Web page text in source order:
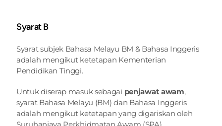
Syarat B
Syarat subjek Bahasa Melayu BM & Bahasa Inggeris
adalah mengikut ketetapan Kementerian
Pendidikan Tinggi.
Untuk diserap masuk sebagai penjawat awam,
syarat Bahasa Melayu (BM) dan Bahasa Inggeris
adalah mengikut ketetapan yang digariskan oleh